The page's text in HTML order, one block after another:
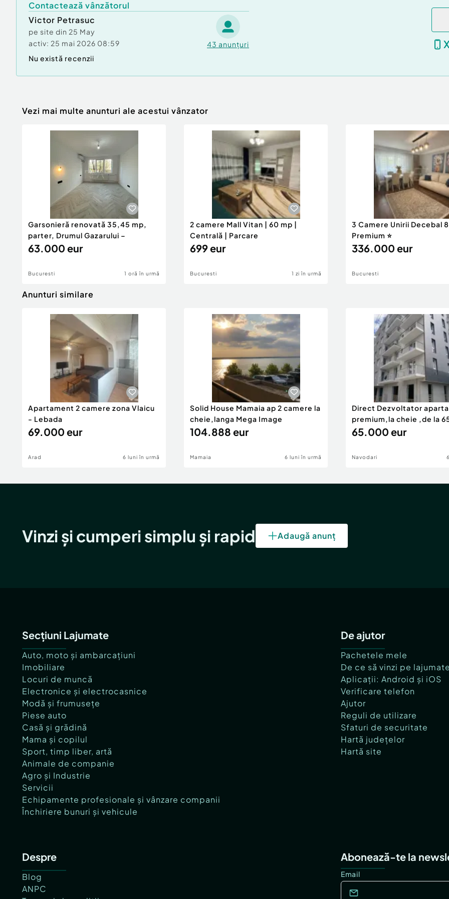
Contactează vânzătorul
Victor Petrasuc
pe site din 25 May
activ: 25 mai 2026 08:59 43 anunțuri
Nu există recenzii
Vezi mai multe anunturi ale acestui vânzator
Garsonieră renovată 35,45 mp,
parter, Drumul Gazarului –
63.000 eur
Bucuresti 1 oră în urmă
2 camere Mall Vitan | 60 mp |
Centrală | Parcare
699 eur
Bucuresti 1 zi în urmă
3 Camere Unirii Decebal
Premium ⭐
336.000 eur
Bucuresti
Anunturi similare
Apartament 2 camere zona Vlaicu
- Lebada
69.000 eur
Arad 6 luni în urmă
Solid House Mamaia ap 2 camere la
cheie,langa Mega Image
104.888 eur
Mamaia 6 luni în urmă
Direct Dezvoltator
premium,la cheie ,de la
eur
65.000 eur
Navodari
Vinzi și cumperi simplu și rapid Adaugă anunț
Secțiuni Lajumate
Auto, moto și ambarcațiuni
Imobiliare
Locuri de muncă
Electronice și electrocasnice
Modă și frumusețe
Piese auto
Casă și grădină
Mama și copilul
Sport, timp liber, artă
Animale de companie
Agro și Industrie
Servicii
Echipamente profesionale și vânzare companii
Închiriere bunuri și vehicule
De ajutor
Pachetele mele
De ce să vinzi pe
Aplicații: Android și iOS
Verificare telefon
Ajutor
Reguli de utilizare
Sfaturi de securitate
Hartă județelor
Hartă site
Despre
Blog
ANPC
Abonează-te la
Email